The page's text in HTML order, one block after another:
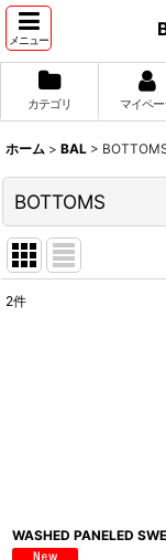
メニュー
カテゴリ マイペ
ホーム > BAL >
BOTTOMS
2件
WASHED PANELED